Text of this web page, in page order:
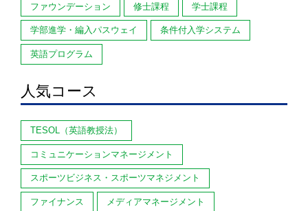
ファウンデーション 修士課程 学士課程
学部進学・編入パスウェイ 条件付入学システム
英語プログラム
人気コース
TESOL（英語教授法）
コミュニケーションマネージメント
スポーツビジネス・スポーツマネジメント
ファイナンス メディアマネージメント